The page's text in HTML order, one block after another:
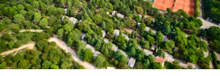
Strände
Plava Laguna Sport
Aktivurlaub
Marinas
Neu
Kontakt